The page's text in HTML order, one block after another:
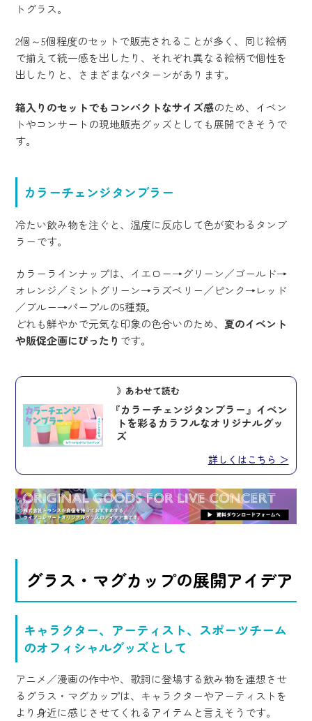
トグラス。
2個～5個程度のセットで販売されることが多く、同じ絵柄
で揃えて統一感を出したり、それぞれ異なる絵柄で個性を
出したりと、さまざまなパターンがあります。
箱入りのセットでもコンパクトなサイズ感のため、イベン
トやコンサートの現地販売グッズとしても展開できそうで
す。
カラーチェンジタンブラー
冷たい飲み物を注ぐと、温度に反応して色が変わるタンブ
ラーです。
カラーラインナップは、イエロー→グリーン／ゴールド→
オレンジ／ミントグリーン→ラズベリー／ピンク→レッド
／ブルー→パープルの5種類。
どれも鮮やかで元気な印象の色合いのため、 夏のイベント
や販促企画にぴったり です。
》あわせて読む
『カラーチェンジタンブラー』イベン
トを彩るカラフルなオリジナルグッ
ズ
詳しくはこちら ＞
グラス・マグカップの展開アイデア
キャラクター、アーティスト、スポーツチーム
のオフィシャルグッズとして
アニメ／漫画の作中や、歌詞に登場する飲み物を連想させ
るグラス・マグカップは、キャラクターやアーティストを
より身近に感じさせてくれるアイテムと言えそうです。